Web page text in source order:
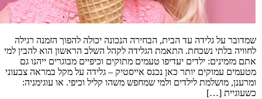
שמדובר על גלידה עד הבית, הבחירה הנכונה יכולה להפוך הזמנה רגילה
לחוויה בלתי נשכחת. התאמת הגלידה לקהל השלב הראשון הוא להבין למי
אתם מזמינים: ילדים יעדיפו טעמים מתוקים וכיפיים מבוגרים ייהנו גם
מטעמים עמוקים יותר כאן נכנס אייסטיק – גלידה על מקל במראה צבעוני
ומרענן, מושלמת לילדים ולמי שמחפש משהו קליל וכיפי. או עוגימניה:
כשעוגיית […]